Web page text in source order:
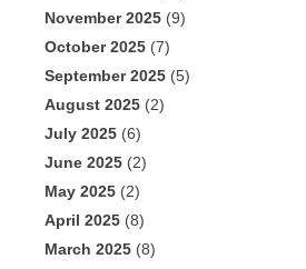
November 2025 (9)
October 2025 (7)
September 2025 (5)
August 2025 (2)
July 2025 (6)
June 2025 (2)
May 2025 (2)
April 2025 (8)
March 2025 (8)